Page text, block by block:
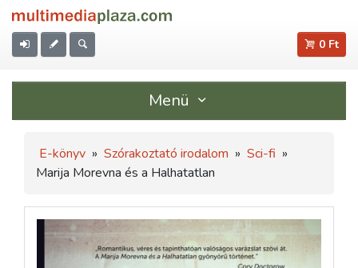
0 Ft
Menü
E-könyv » Szórakoztató irodalom » Sci-fi »
Marija Morevna és a Halhatatlan